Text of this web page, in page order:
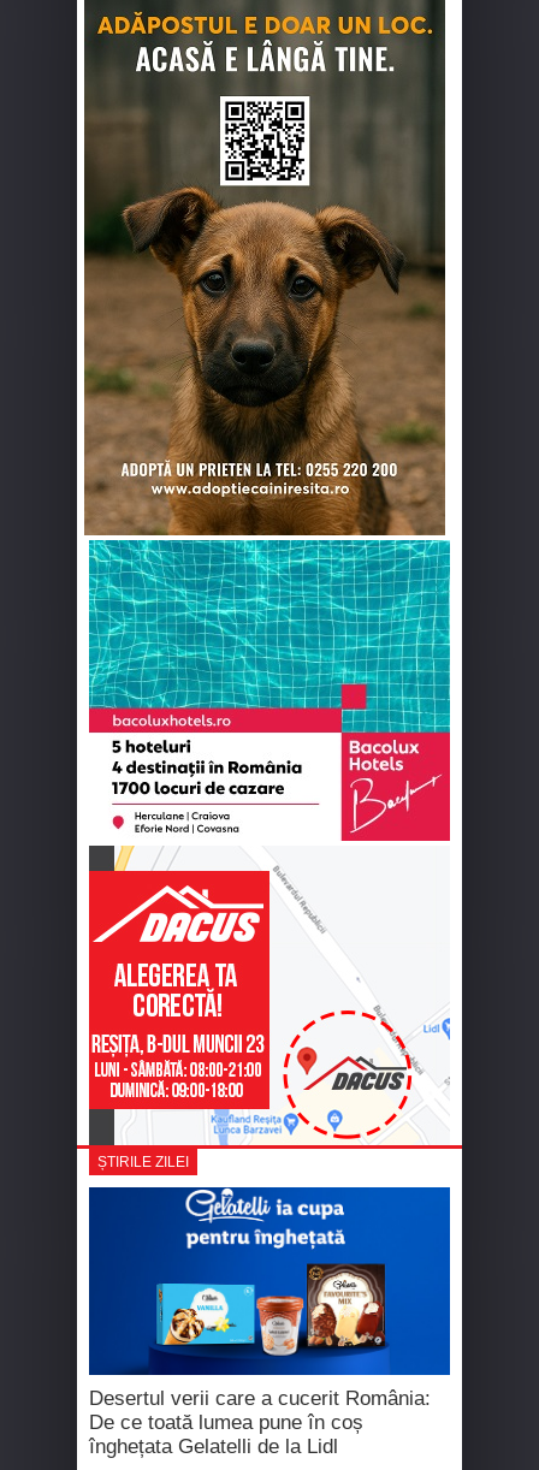
ȘTIRILE ZILEI
Desertul verii care a cucerit România:
De ce toată lumea pune în coș
înghețata Gelatelli de la Lidl